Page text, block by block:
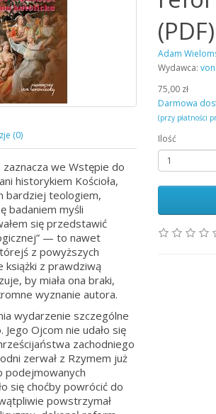
we Wstępie do
historykiem Kościoła,
bardziej teologiem,
badaniem myśli
się przedstawić
— to nawet
z powyższych
książki z prawdziwą
by miała ona braki,
wyznanie autora.
wydarzenie szczególne
Jego Ojcom nie udało się
zachodniego
zerwał z Rzymem już
podejmowanych
się choćby powrócić do
powstrzymał
(PDF)
Adam
Wydawca:
75,00 zł
Darmowa
(przy płatności
Ilość